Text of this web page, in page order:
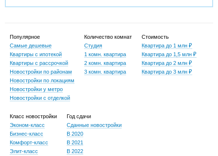
Популярное
Самые дешевые
Квартиры с ипотекой
Квартиры с рассрочкой
Новостройки по районам
Новостройки по локациям
Новостройки у метро
Новостройки с отделкой
Количество комнат
Студия
1 комн. квартира
2 комн. квартира
3 комн. квартира
Стоимость
Квартира до 1 млн ₽
Квартира до 1,5 млн ₽
Квартира до 2 млн ₽
Квартира до 3 млн ₽
Класс новостройки
Эконом-класс
Бизнес-класс
Комфорт-класс
Элит-класс
Год сдачи
Сданные новостройки
В 2020
В 2021
В 2022